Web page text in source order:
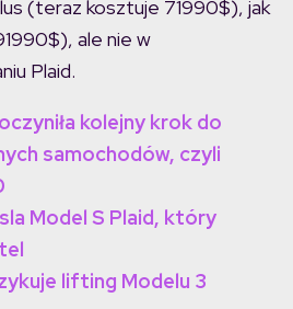
(teraz kosztuje 71990$), jak
ale nie w
Plaid.
kolejny krok do
samochodów, czyli
Model S Plaid, który
lifting Modelu 3